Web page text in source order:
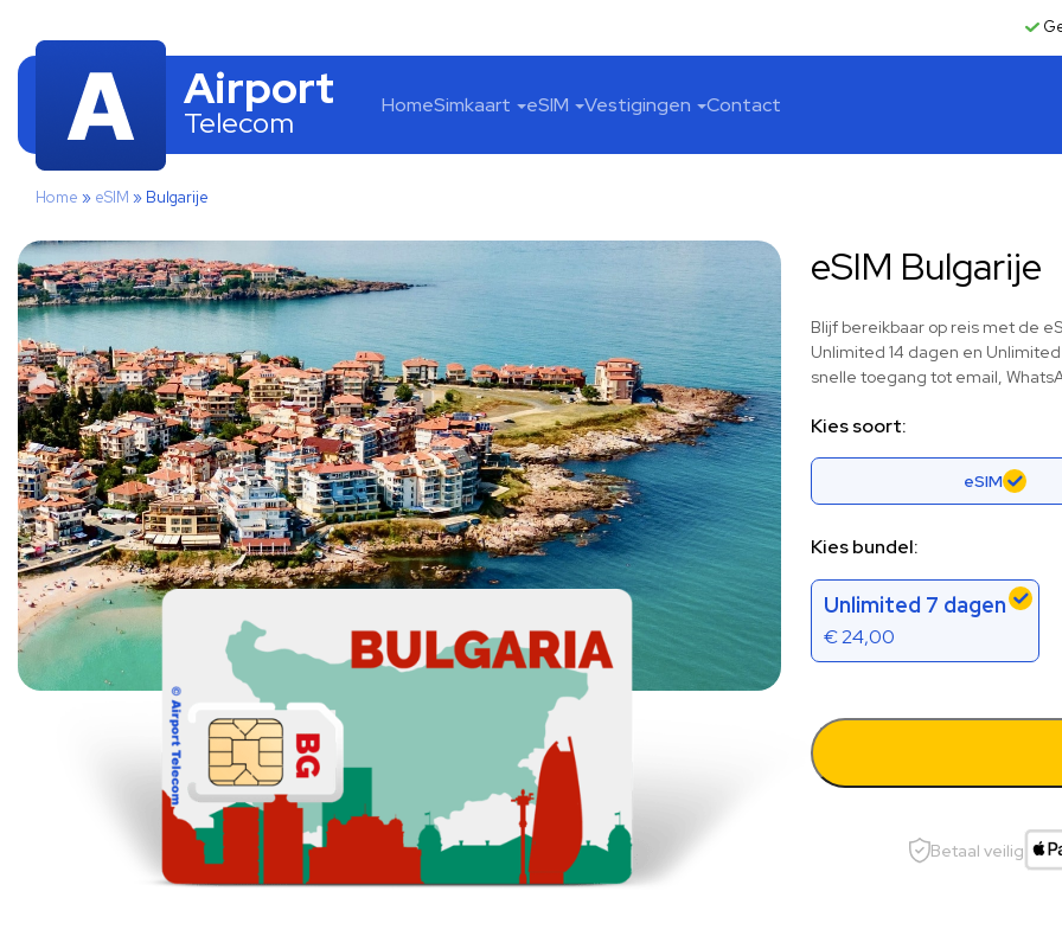
Airport
Telecom HomeSimkaart eSIM Vestigingen Contact
Home » eSIM » Bulgarije
eSIM Bulgarije
Blijf bereikbaar op reis met de
Unlimited 14 dagen en
snelle toegang tot email,
Kies soort:
eSIM
Kies bundel:
Unlimited 7 dagen
€24,00
Betaal veilig